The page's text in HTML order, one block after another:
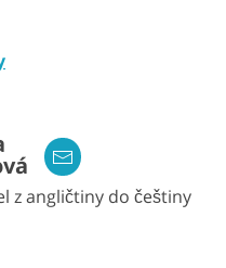
z angličtiny do češtiny